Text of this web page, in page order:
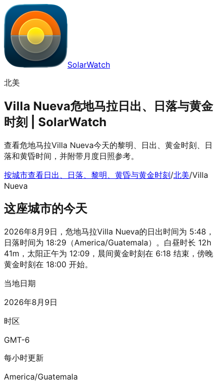
SolarWatch
北美
Villa Nueva危地马拉日出、日落与黄金
时刻 | SolarWatch
查看危地马拉Villa Nueva今天的黎明、日出、黄金时刻、日
落和黄昏时间，并附带月度日照参考。
按城市查看日出、日落、黎明、黄昏与黄金时刻/北美/Villa
Nueva
这座城市的今天
2026年8月9日，危地马拉Villa Nueva的日出时间为 5:48，
日落时间为 18:29（America/Guatemala）。白昼时长 12h
41m，太阳正午为 12:09，晨间黄金时刻在 6:18 结束，傍晚
黄金时刻在 18:00 开始。
当地日期
2026年8月9日
时区
GMT-6
每小时更新
America/Guatemala